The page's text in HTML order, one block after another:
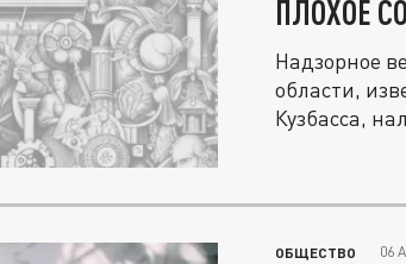
ПЛОХОЕ
Надзорное
области,
Кузбасса,
ОБЩЕСТВО 06